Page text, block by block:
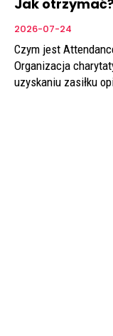
Jak
2026-07-24
Czym jest
Organizacja
uzyskaniu zasiłku